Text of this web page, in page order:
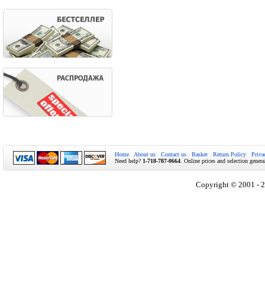
Home About us Contact us Basket Return Policy
Need help? 1-718-787-0664 . Online prices and selection
Copyright © 2001 -